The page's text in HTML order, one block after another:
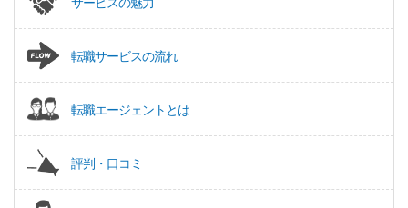
転職サービスの流れ
転職エージェントとは
評判・口コミ